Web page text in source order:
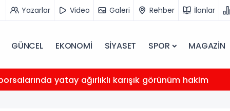
Yazarlar Video Galeri Rehber İlanlar
GÜNCEL EKONOMİ SİYASET SPOR MAGAZİN
yatay ağırlıklı karışık görünüm hakim